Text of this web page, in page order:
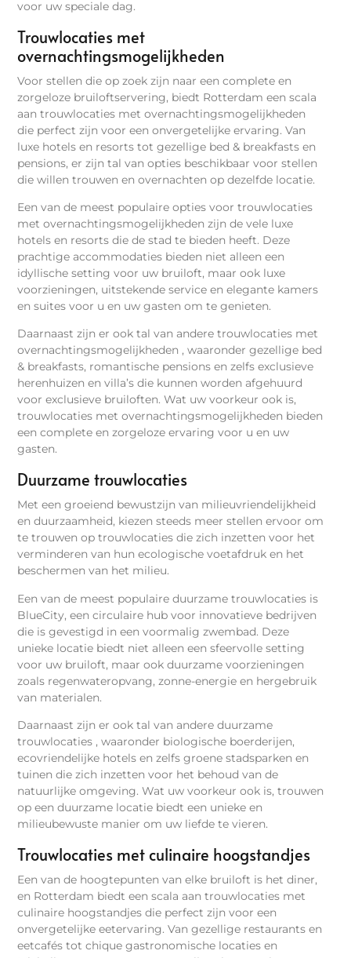
voor uw speciale dag.
Trouwlocaties met
overnachtingsmogelijkheden
Voor stellen die op zoek zijn naar een complete en
zorgeloze bruiloftservering, biedt Rotterdam een scala
aan trouwlocaties met overnachtingsmogelijkheden
die perfect zijn voor een onvergetelijke ervaring. Van
luxe hotels en resorts tot gezellige bed & breakfasts en
pensions, er zijn tal van opties beschikbaar voor stellen
die willen trouwen en overnachten op dezelfde locatie.
Een van de meest populaire opties voor trouwlocaties
met overnachtingsmogelijkheden zijn de vele luxe
hotels en resorts die de stad te bieden heeft. Deze
prachtige accommodaties bieden niet alleen een
idyllische setting voor uw bruiloft, maar ook luxe
voorzieningen, uitstekende service en elegante kamers
en suites voor u en uw gasten om te genieten.
Daarnaast zijn er ook tal van andere trouwlocaties met
overnachtingsmogelijkheden , waaronder gezellige bed
& breakfasts, romantische pensions en zelfs exclusieve
herenhuizen en villa’s die kunnen worden afgehuurd
voor exclusieve bruiloften. Wat uw voorkeur ook is,
trouwlocaties met overnachtingsmogelijkheden bieden
een complete en zorgeloze ervaring voor u en uw
gasten.
Duurzame trouwlocaties
Met een groeiend bewustzijn van milieuvriendelijkheid
en duurzaamheid, kiezen steeds meer stellen ervoor om
te trouwen op trouwlocaties die zich inzetten voor het
verminderen van hun ecologische voetafdruk en het
beschermen van het milieu.
Een van de meest populaire duurzame trouwlocaties is
BlueCity, een circulaire hub voor innovatieve bedrijven
die is gevestigd in een voormalig zwembad. Deze
unieke locatie biedt niet alleen een sfeervolle setting
voor uw bruiloft, maar ook duurzame voorzieningen
zoals regenwateropvang, zonne-energie en hergebruik
van materialen.
Daarnaast zijn er ook tal van andere duurzame
trouwlocaties , waaronder biologische boerderijen,
ecovriendelijke hotels en zelfs groene stadsparken en
tuinen die zich inzetten voor het behoud van de
natuurlijke omgeving. Wat uw voorkeur ook is, trouwen
op een duurzame locatie biedt een unieke en
milieubewuste manier om uw liefde te vieren.
Trouwlocaties met culinaire hoogstandjes
Een van de hoogtepunten van elke bruiloft is het diner,
en Rotterdam biedt een scala aan trouwlocaties met
culinaire hoogstandjes die perfect zijn voor een
onvergetelijke eetervaring. Van gezellige restaurants en
eetcafés tot chique gastronomische locaties en